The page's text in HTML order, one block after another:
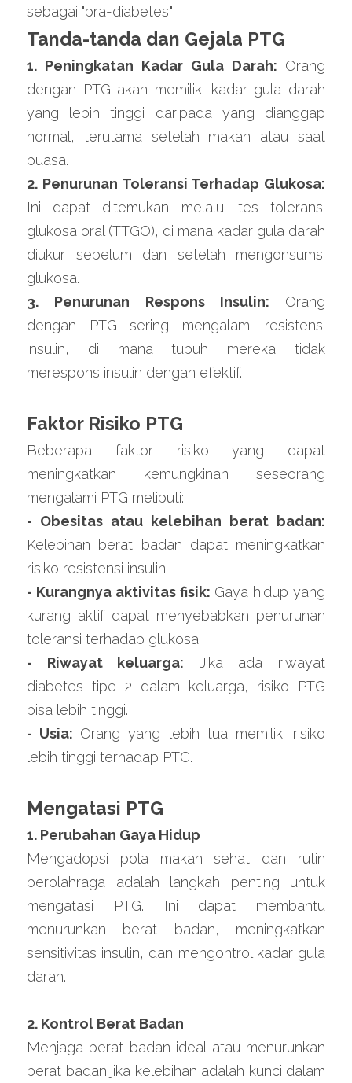
sebagai "pra-diabetes."
Tanda-tanda dan Gejala PTG
1. Peningkatan Kadar Gula Darah: Orang
dengan PTG akan memiliki kadar gula darah
yang lebih tinggi daripada yang dianggap
normal, terutama setelah makan atau saat
puasa.
Ini dapat ditemukan melalui tes toleransi
glukosa oral (TTGO), di mana kadar gula darah
diukur sebelum dan setelah mengonsumsi
glukosa.
3. Penurunan Respons Insulin: Orang
dengan PTG sering mengalami resistensi
insulin, di mana tubuh mereka tidak
merespons insulin dengan efektif.
Faktor Risiko PTG
Beberapa faktor risiko yang dapat
meningkatkan kemungkinan seseorang
mengalami PTG meliputi:
- Obesitas atau kelebihan berat badan:
Kelebihan berat badan dapat meningkatkan
risiko resistensi insulin.
- Kurangnya aktivitas fisik: Gaya hidup yang
kurang aktif dapat menyebabkan penurunan
toleransi terhadap glukosa.
- Riwayat keluarga: Jika ada riwayat
diabetes tipe 2 dalam keluarga, risiko PTG
bisa lebih tinggi.
- Usia: Orang yang lebih tua memiliki risiko
lebih tinggi terhadap PTG.
Mengatasi PTG
1. Perubahan Gaya Hidup
Mengadopsi pola makan sehat dan rutin
berolahraga adalah langkah penting untuk
mengatasi PTG. Ini dapat membantu
menurunkan berat badan, meningkatkan
sensitivitas insulin, dan mengontrol kadar gula
darah.
2. Kontrol Berat Badan
Menjaga berat badan ideal atau menurunkan
berat badan jika kelebihan adalah kunci dalam